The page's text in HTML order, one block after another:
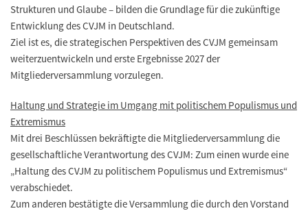
Strukturen und Glaube – bilden die Grundlage für die zukünftige
Entwicklung des CVJM in Deutschland.
Ziel ist es, die strategischen Perspektiven des CVJM gemeinsam
weiterzuentwickeln und erste Ergebnisse 2027 der
Mitgliederversammlung vorzulegen.
Haltung und Strategie im Umgang mit politischem Populismus und
Extremismus
Mit drei Beschlüssen bekräftigte die Mitgliederversammlung die
gesellschaftliche Verantwortung des CVJM: Zum einen wurde eine
„Haltung des CVJM zu politischem Populismus und Extremismus“
verabschiedet.
Zum anderen bestätigte die Versammlung die durch den Vorstand